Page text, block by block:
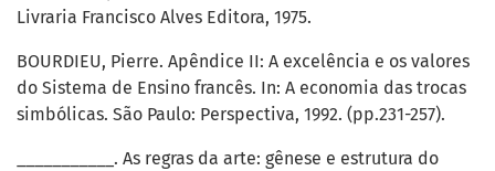
Livraria Francisco Alves Editora, 1975.
BOURDIEU, Pierre. Apêndice II: A excelência e os valores
do Sistema de Ensino francês. In: A economia das trocas
simbólicas. São Paulo: Perspectiva, 1992. (pp.231-257).
___________. As regras da arte: gênese e estrutura do